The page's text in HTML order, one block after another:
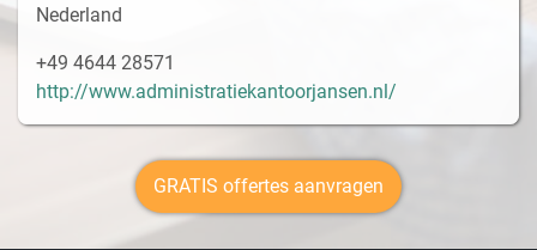
Nederland
+49 4644 28571
http://www.administratiekantoorjansen.nl/
GRATIS offertes aanvragen